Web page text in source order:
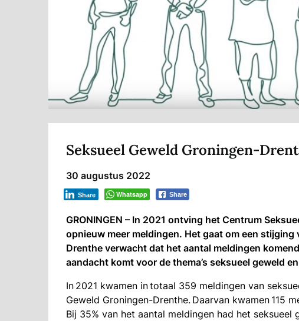
Seksueel Geweld Groningen-
30 augustus 2022
Whatsapp Share
Share
GRONINGEN – In 2021 ontving het Centrum
opnieuw meer meldingen. Het gaat om een
Drenthe verwacht dat het aantal meldingen
aandacht komt voor de thema’s seksueel geweld
In 2021 kwamen in totaal 359 meldingen van
Geweld Groningen-Drenthe. Daarvan kwamen 115
Bij 35% van het aantal meldingen had het